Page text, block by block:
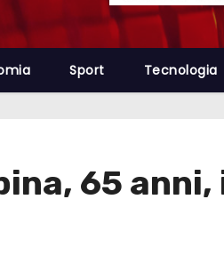
Sport Tecnologia
65